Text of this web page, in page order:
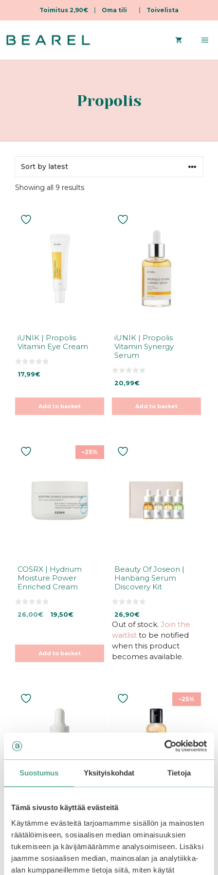
Suostumus Yksityiskohdat Tietoja
Tämä sivusto käyttää evästeitä
Käytämme evästeitä tarjoamamme sisällön ja mainosten
räätälöimiseen, sosiaalisen median ominaisuuksien
tukemiseen ja kävijämäärämme analysoimiseen. Lisäksi
jaamme sosiaalisen median, mainosalan ja analytiikka-
alan kumppaneillemme tietoja siitä, miten käytät
Toimitus 2,90€ Oma tili Toivelista
to
content
Propolis
Showing all 9 resultsSorted
iUNIK | Propolis
Vitamin Eye Cream
f
17,99€
Add to basket
iUNIK | Propolis
Vitamin Synergy
Serum
o
t
5
20,99€
Add to basket
–25%
COSRX | Hydrium
Moisture Power
Enriched Cream
0
o
5
Original
26,00€Current
19,50€
Add to basket
Beauty Of Joseon |
Hanbang Serum
Discovery Kit
0
o
u
t
o
5
26,90€
Out of stock. Join the
waitlist to be notified
when this product
becomes available.
Glow Serum: Propolis
+ Niacinamide
0
u
16,90€
Out of stock.Join the
–25%
Propolis Synergy
Toner
0
u
Original
price
21,00€Current
price
15,75€
Out of stock.Join the